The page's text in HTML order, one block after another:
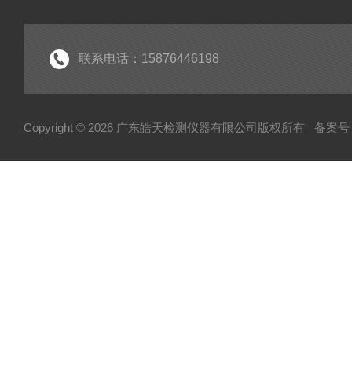
联系电话：15876446198
Copyright © 2026 广东皓天检测仪器有限公司版权所有 备案号